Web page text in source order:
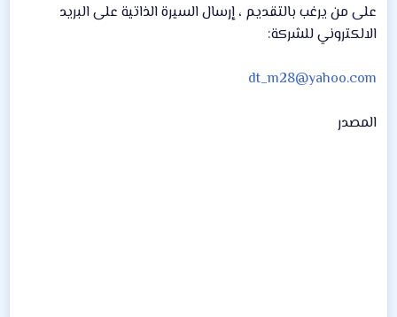
على من يرغب بالتقديم ، إرسال السيرة الذاتية على البريد
الالكتروني للشركة:
dt_m28@yahoo.com
المصدر